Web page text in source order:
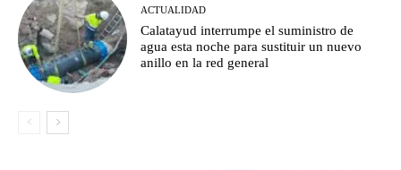
ACTUALIDAD
Calatayud interrumpe el suministro de
agua esta noche para sustituir un nuevo
anillo en la red general